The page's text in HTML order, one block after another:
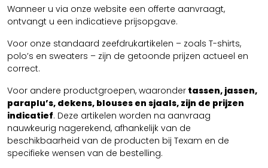
Wanneer u via onze website een offerte aanvraagt,
ontvangt u een indicatieve prijsopgave.
Voor onze standaard zeefdrukartikelen – zoals T-shirts,
polo’s en sweaters – zijn de getoonde prijzen actueel en
correct.
Voor andere productgroepen, waaronder tassen, jassen,
paraplu’s, dekens, blouses en sjaals, zijn de prijzen
indicatief. Deze artikelen worden na aanvraag
nauwkeurig nagerekend, afhankelijk van de
beschikbaarheid van de producten bij Texam en de
specifieke wensen van de bestelling.